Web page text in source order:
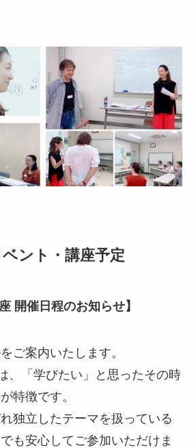
ント・講座予定
開催日程のお知らせ】
ご案内いたします。
、「学びたい」と思ったその時
特徴です。
独立したテーマを扱っている
も安心してご参加いただけま